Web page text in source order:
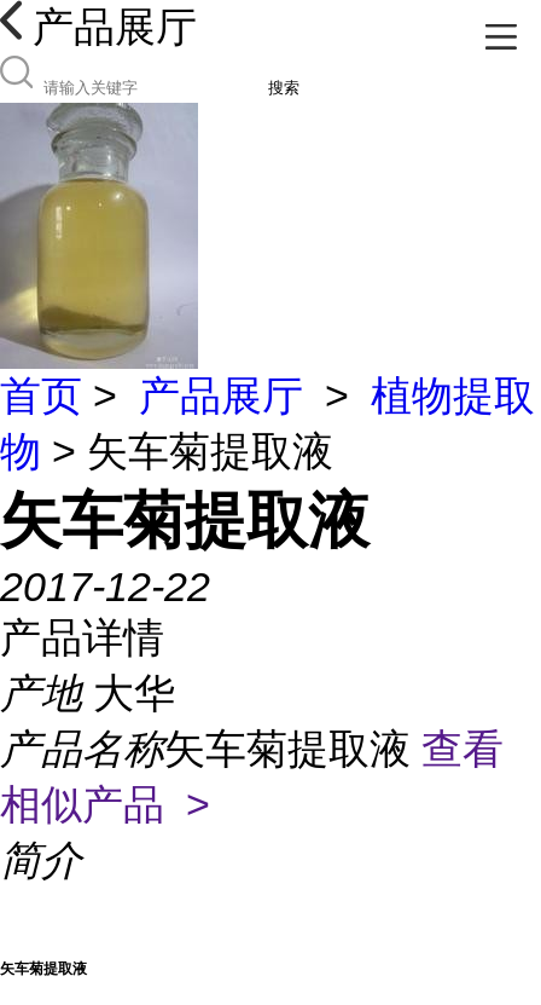
产品展厅
搜索
首页 > 产品展厅 > 植物提取
物 > 矢车菊提取液
矢车菊提取液
2017-12-22
产品详情
产地 大华
产品名称矢车菊提取液 查看
相似产品 >
简介
矢车菊提取液